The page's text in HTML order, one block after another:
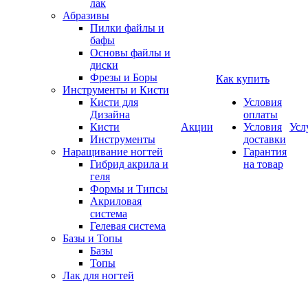
лак
Абразивы
Пилки файлы и
бафы
Основы файлы и
диски
Фрезы и Боры
Инструменты и Кисти
Кисти для
Дизайна
Кисти
Инструменты
Наращивание ногтей
Гибрид акрила и
геля
Формы и Типсы
Акриловая
система
Гелевая система
Базы и Топы
Базы
Топы
Лак для ногтей
Акции
Как купить
Условия
оплаты
Условия
доставки
Гарантия
на товар